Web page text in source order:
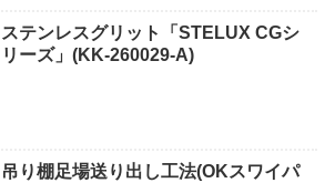
ステンレスグリット「STELUX CGシ
リーズ」(KK-260029-A)
吊り棚足場送り出し工法(OKスワイパ